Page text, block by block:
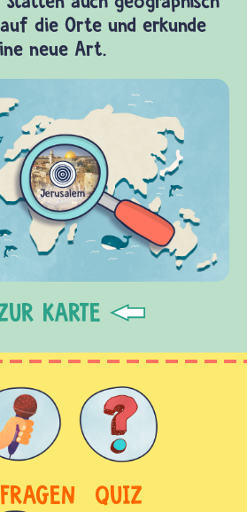
die Orte und erkunde
neue Art.
KARTE
QUIZ